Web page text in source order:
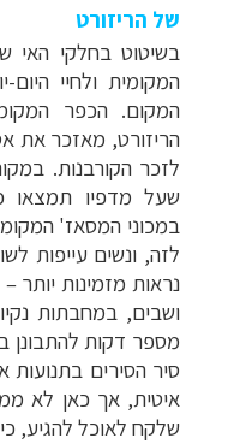
של הריזורט
בשיטוט בחלקי האי
המקומית ולחיי
המקום. הכפר
הריזורט, מאזכר את
לזכר הקורבנות.
שעל מדפיו
במכוני המסאז'
לזה, ונשים עייפות
נראות מזמינות יותר–
ושבים, במחבתות
מספר דקות
סיר הסירים
איטית, אך כאן לא
שלקח לאוכל להגיע,